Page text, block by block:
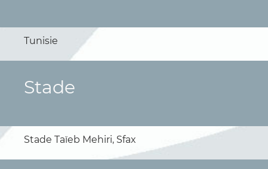
Tunisie
Stade
Stade Taïeb Mehiri, Sfax